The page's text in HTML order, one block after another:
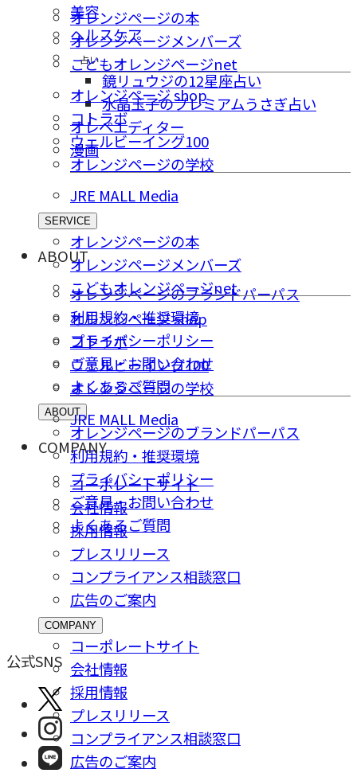
美容
ヘルスケア
占い
鏡リュウジの12星座占い
水晶玉子のプレミアムうさぎ占い
オレペエディター
漫画
オレンジページの本
オレンジページメンバーズ
こどもオレンジページnet
オレンジページ shop
コトラボ
ウェルビーイング100
オレンジページの学校
JRE MALL Media
SERVICE
オレンジページの本
オレンジページメンバーズ
こどもオレンジページnet
オレンジページ shop
コトラボ
ウェルビーイング100
オレンジページの学校
JRE MALL Media
ABOUT
オレンジページのブランドパーパス
利用規約・推奨環境
プライバシーポリシー
ご意⾒・お問い合わせ
よくあるご質問
ABOUT
オレンジページのブランドパーパス
利用規約・推奨環境
プライバシーポリシー
ご意⾒・お問い合わせ
よくあるご質問
COMPANY
コーポレートサイト
会社情報
採⽤情報
プレスリリース
コンプライアンス相談窓⼝
広告のご案内
COMPANY
コーポレートサイト
会社情報
採⽤情報
プレスリリース
コンプライアンス相談窓⼝
広告のご案内
公式SNS